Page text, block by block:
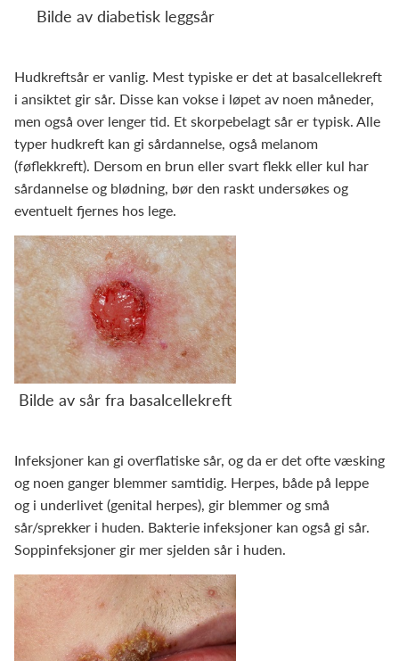
Bilde av diabetisk leggsår
Hudkreftsår er vanlig. Mest typiske er det at basalcellekreft
i ansiktet gir sår. Disse kan vokse i løpet av noen måneder,
men også over lenger tid. Et skorpebelagt sår er typisk. Alle
typer hudkreft kan gi sårdannelse, også melanom
(føflekkreft). Dersom en brun eller svart flekk eller kul har
sårdannelse og blødning, bør den raskt undersøkes og
eventuelt fjernes hos lege.
Bilde av sår fra basalcellekreft
Infeksjoner kan gi overflatiske sår, og da er det ofte væsking
og noen ganger blemmer samtidig. Herpes, både på leppe
og i underlivet (genital herpes), gir blemmer og små
sår/sprekker i huden. Bakterie infeksjoner kan også gi sår.
Soppinfeksjoner gir mer sjelden sår i huden.